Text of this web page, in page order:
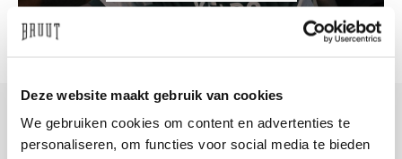
Deze website maakt gebruik van cookies
We gebruiken cookies om content en advertenties te
personaliseren, om functies voor social media te bieden